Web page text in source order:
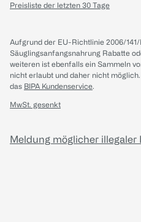
Preisliste der letzten 30 Tage
Aufgrund der EU-Richtlinie 2006/
Säuglingsanfangsnahrung Rabatte
weiteren ist ebenfalls ein Sammeln
nicht erlaubt und daher nicht möglich.
das BIPA Kundenservice.
MwSt. gesenkt
Meldung möglicher illegaler